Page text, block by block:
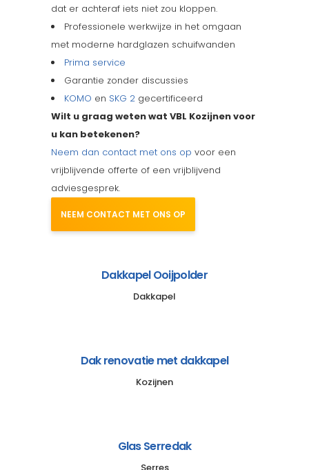
dat er achteraf iets niet zou kloppen.
Professionele werkwijze in het omgaan
met moderne hardglazen schuifwanden
Prima service
Garantie zonder discussies
KOMO en SKG 2 gecertificeerd
Wilt u graag weten wat VBL Kozijnen voor
u kan betekenen?
Neem dan contact met ons op voor een
vrijblijvende offerte of een vrijblijvend
adviesgesprek.
NEEM CONTACT MET ONS OP
Dakkapel Ooijpolder
Dakkapel
Dak renovatie met dakkapel
Kozijnen
Glas Serredak